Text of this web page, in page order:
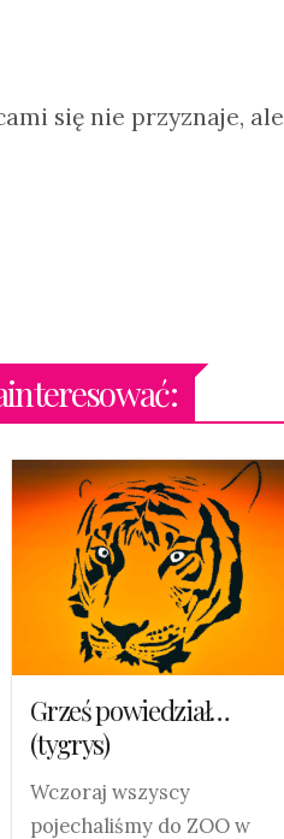
się nie przyznaje, ale
Grześ powiedział…
(tygrys)
Wczoraj wszyscy
pojechaliśmy do ZOO w